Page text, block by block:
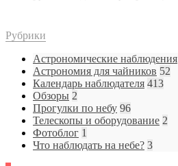
Рубрики
Астрономические наблюдения
Астрономия для чайников 52
Календарь наблюдателя 413
Обзоры 2
Прогулки по небу 96
Телескопы и оборудование 2
Фотоблог 1
Что наблюдать на небе? 3